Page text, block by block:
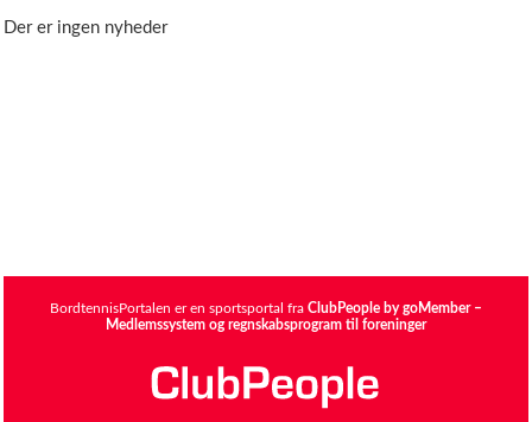
Der er ingen nyheder
BordtennisPortalen er en sportsportal fra ClubPeople by goMember –
Medlemssystem og regnskabsprogram til foreninger